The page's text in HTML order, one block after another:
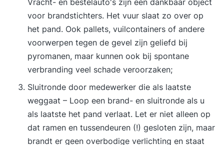
Vracht- en bestelauto's zijn een dankbaar object
voor brandstichters. Het vuur slaat zo over op
het pand. Ook pallets, vuilcontainers of andere
voorwerpen tegen de gevel zijn geliefd bij
pyromanen, maar kunnen ook bij spontane
verbranding veel schade veroorzaken;
Sluitronde door medewerker die als laatste
weggaat – Loop een brand- en sluitronde als u
als laatste het pand verlaat. Let er niet alleen op
dat ramen en tussendeuren (!) gesloten zijn, maar
brandt er geen overbodige verlichting en staat